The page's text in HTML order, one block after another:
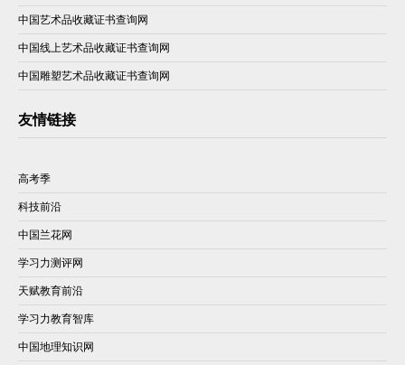
中国艺术品收藏证书查询网
中国线上艺术品收藏证书查询网
中国雕塑艺术品收藏证书查询网
友情链接
高考季
科技前沿
中国兰花网
学习力测评网
天赋教育前沿
学习力教育智库
中国地理知识网